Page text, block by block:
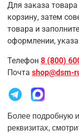
Для заказа
корзину, затем
товара и
оформлении,
Телефон 8 (800)
Почта shop@dsm-
Более подробную
реквизитах,